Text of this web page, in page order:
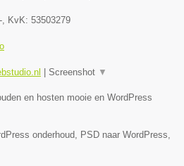
- , KvK: 53503279
Screenshot ▼
en hosten mooie en WordPress
onderhoud, PSD naar WordPress,